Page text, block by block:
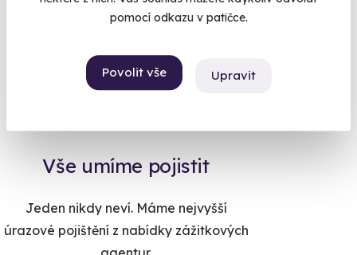
pomocí odkazu v patičce.
Povolit vše Upravit
96% spokojenost zákazníků.
Co si o nás myslí
Vše umíme pojistit
Jeden nikdy neví. Máme nejvyšší
úrazové pojištění z nabídky zážitkových